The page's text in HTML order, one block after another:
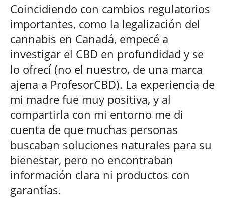
Coincidiendo con cambios regulatorios
importantes, como la legalización del
cannabis en Canadá, empecé a
investigar el CBD en profundidad y se
lo ofrecí (no el nuestro, de una marca
ajena a ProfesorCBD). La experiencia de
mi madre fue muy positiva, y al
compartirla con mi entorno me di
cuenta de que muchas personas
buscaban soluciones naturales para su
bienestar, pero no encontraban
información clara ni productos con
garantías.